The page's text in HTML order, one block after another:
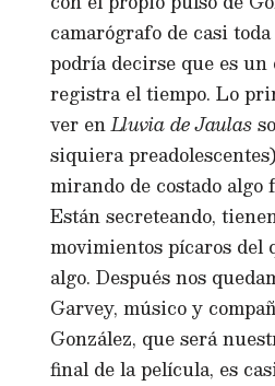
camarógrafo de casi
podría decirse que es
registra el tiempo. Lo
ver enLluvia de Jaulas
siquiera
mirando de costado algo
Están secreteando,
movimientos pícaros del
algo. Después nos
Garvey, músico y
González, que será
final de la película, es